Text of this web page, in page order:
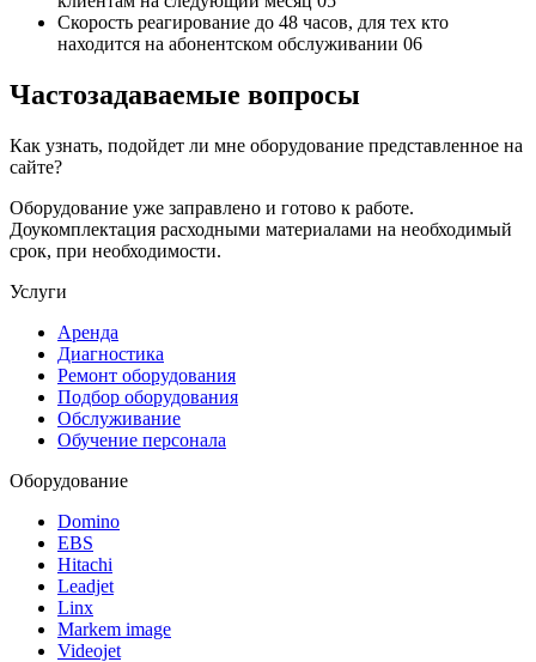
Скорость реагирование до 48 часов, для тех кто
находится на абонентском обслуживании 06
Частозадаваемые вопросы
Как узнать, подойдет ли мне оборудование представленное на
сайте?
Оборудование уже заправлено и готово к работе.
Доукомплектация расходными материалами на необходимый
срок, при необходимости.
Услуги
Аренда
Диагностика
Ремонт оборудования
Подбор оборудования
Обслуживание
Обучение персонала
Оборудование
Domino
EBS
Hitachi
Leadjet
Linx
Markem image
Videojet